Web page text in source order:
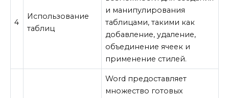
4
Использование
таблиц
и манипулирования
таблицами, такими как
добавление, удаление,
объединение ячеек и
применение стилей.
Word предоставляет
множество готовых